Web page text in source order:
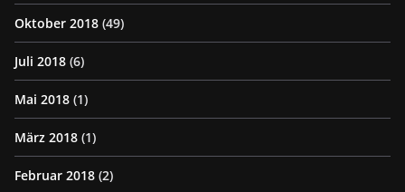
Oktober 2018 (49)
Juli 2018 (6)
Mai 2018 (1)
März 2018 (1)
Februar 2018 (2)